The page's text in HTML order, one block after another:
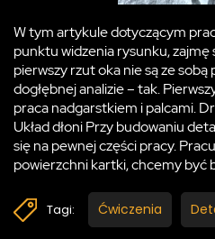
W tym artykule dotyczącym
punktu widzenia rysunku, zajmę
pierwszy rzut oka nie są ze sobą
dogłębnej analizie – tak.
praca nadgarstkiem i palcami.
Układ dłoni Przy budowaniu
się na pewnej części pracy.
powierzchni kartki, chcemy być
Tagi: Ćwiczenia